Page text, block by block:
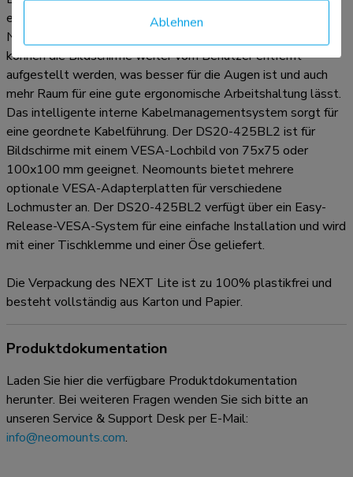
eine geringe Tiefe erforderlich, wenn die Halterung in der
Nähe einer Wand oder Trennwand angebracht wird. Dadurch
können die Bildschirme weiter vom Benutzer entfernt
aufgestellt werden, was besser für die Augen ist und auch
mehr Raum für eine gute ergonomische Arbeitshaltung lässt.
Das intelligente interne Kabelmanagementsystem sorgt für
eine geordnete Kabelführung. Der DS20-425BL2 ist für
Bildschirme mit einem VESA-Lochbild von 75x75 oder
100x100 mm geeignet. Neomounts bietet mehrere
optionale VESA-Adapterplatten für verschiedene
Lochmuster an. Der DS20-425BL2 verfügt über ein Easy-
Release-VESA-System für eine einfache Installation und wird
mit einer Tischklemme und einer Öse geliefert.
Die Verpackung des NEXT Lite ist zu 100% plastikfrei und
besteht vollständig aus Karton und Papier.
Produktdokumentation
Laden Sie hier die verfügbare Produktdokumentation
herunter. Bei weiteren Fragen wenden Sie sich bitte an
unseren Service & Support Desk per E-Mail:
info@neomounts.com.
Ablehnen